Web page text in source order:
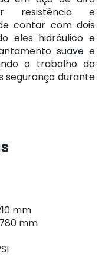
resistência e
contar com dois
eles hidráulico e
suave e
o trabalho do
segurança durante
mm
780 mm